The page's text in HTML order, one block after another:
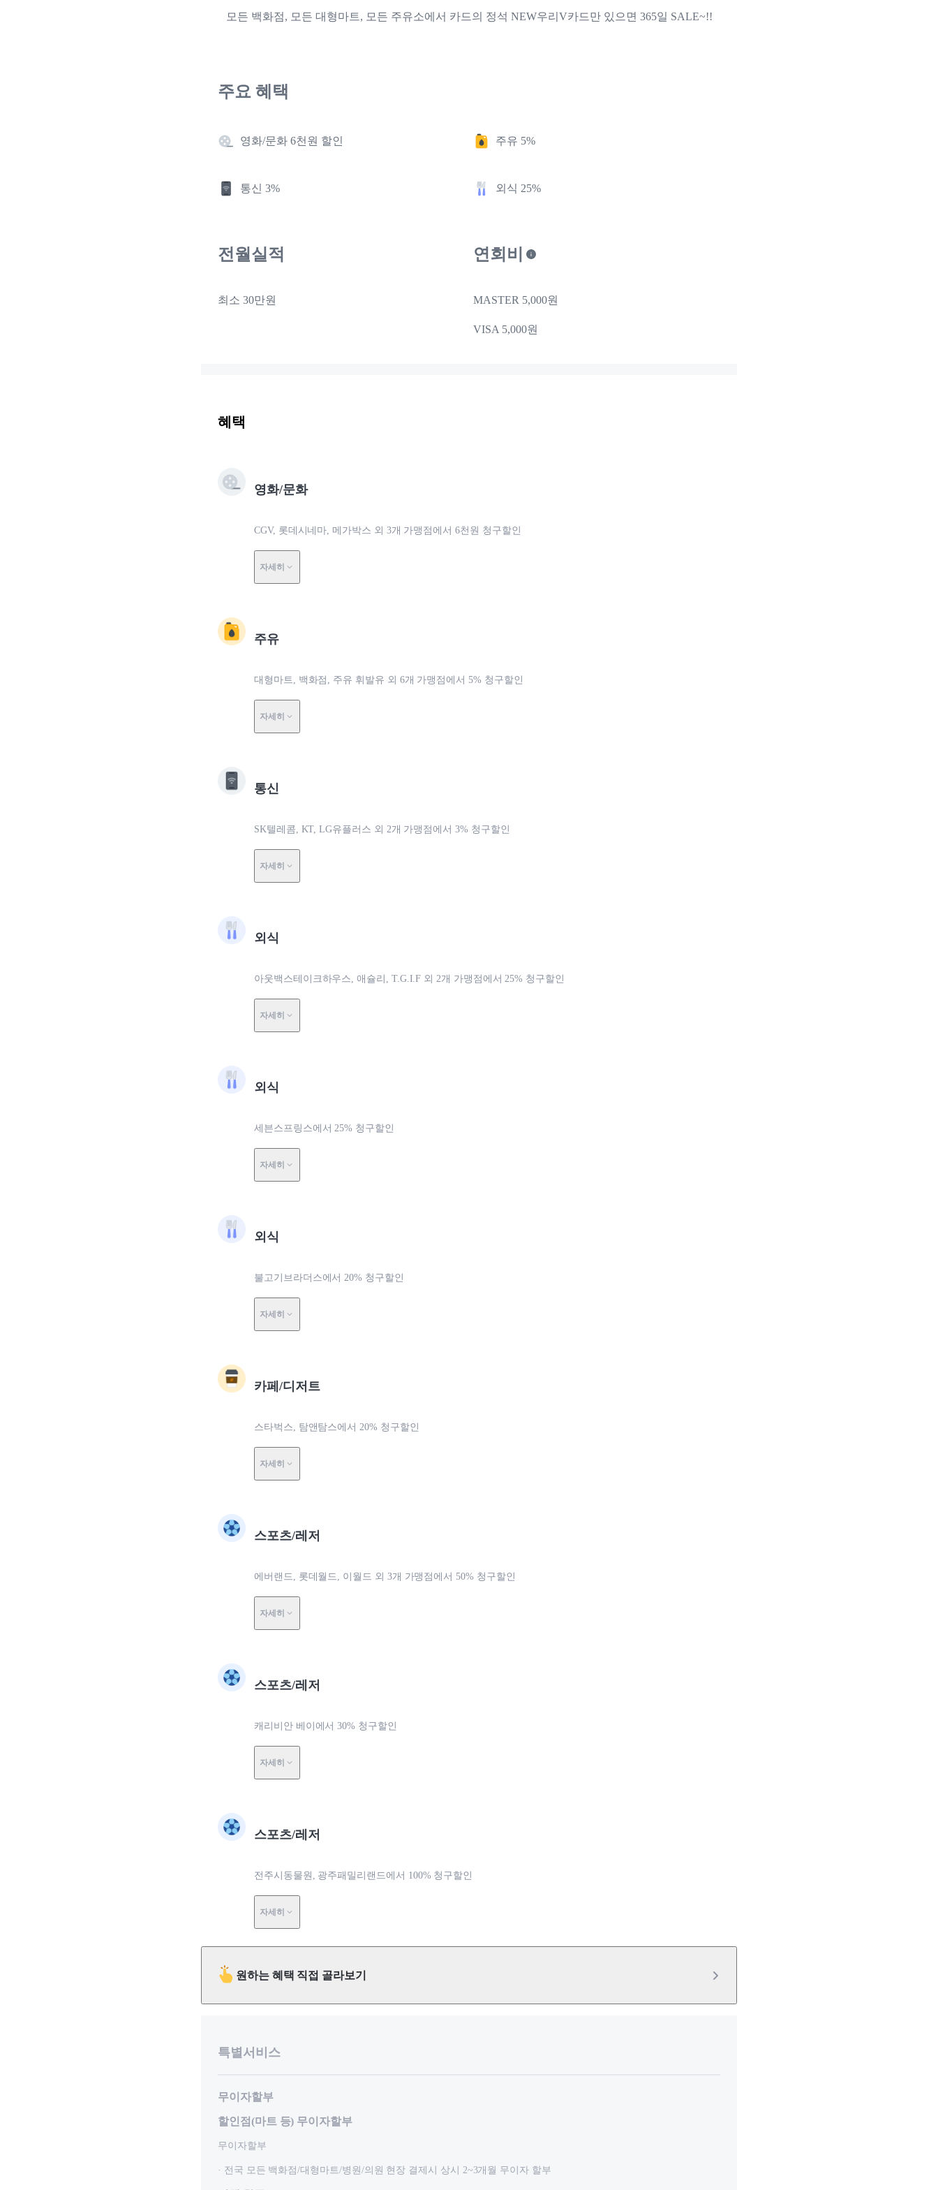
모든 백화점, 모든 대형마트, 모든 주유소에서 카드의 정석 NEW우리V카드만 있으면 365일 SALE~!!
주요 혜택
영화/문화 6천원 할인 주유 5%
통신 3% 외식 25%
전월실적
최소 30만원
연회비
MASTER 5,000원
VISA 5,000원
혜택
영화/문화
CGV, 롯데시네마, 메가박스 외 3개 가맹점에서 6천원 청구할인
자세히
주유
대형마트, 백화점, 주유 휘발유 외 6개 가맹점에서 5% 청구할인
자세히
통신
SK텔레콤, KT, LG유플러스 외 2개 가맹점에서 3% 청구할인
자세히
외식
아웃백스테이크하우스, 애슐리, T.G.I.F 외 2개 가맹점에서 25% 청구할인
자세히
외식
세븐스프링스에서 25% 청구할인
자세히
외식
불고기브라더스에서 20% 청구할인
자세히
카페/디저트
스타벅스, 탐앤탐스에서 20% 청구할인
자세히
스포츠/레저
에버랜드, 롯데월드, 이월드 외 3개 가맹점에서 50% 청구할인
자세히
스포츠/레저
캐리비안 베이에서 30% 청구할인
자세히
스포츠/레저
전주시동물원, 광주패밀리랜드에서 100% 청구할인
자세히
원하는 혜택 직접 골라보기
특별서비스
무이자할부
할인점(마트 등) 무이자할부
무이자할부
· 전국 모든 백화점/대형마트/병원/의원 현장 결제시 상시 2~3개월 무이자 할부